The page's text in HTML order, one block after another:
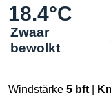
18.4°C
Zwaar
bewolkt
Windstärke 5 bft